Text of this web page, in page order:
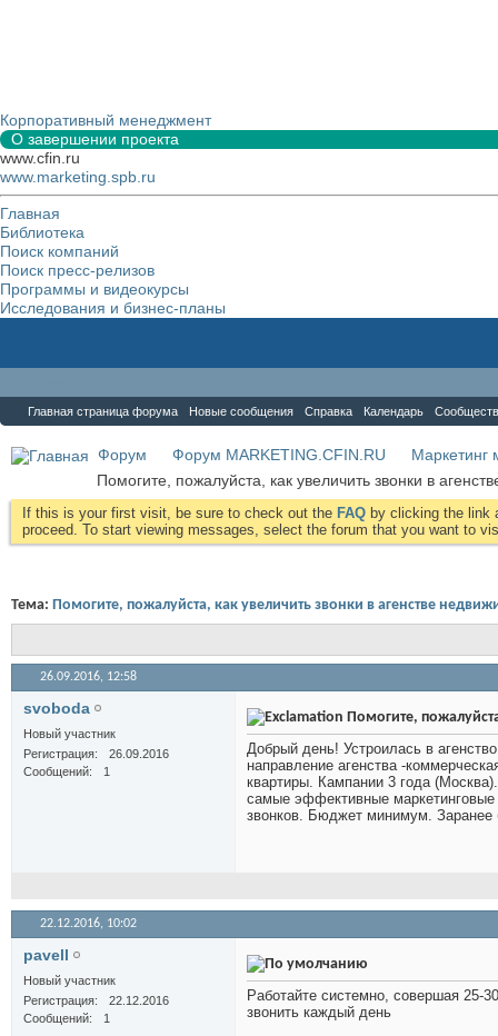
Корпоративный менеджмент
О завершении проекта
www.cfin.ru
www.marketing.spb.ru
Главная
Библиотека
Поиск компаний
Поиск пресс-релизов
Программы и видеокурсы
Исследования и бизнес-планы
Главная страница форума Новые сообщения Справка Календарь
Форум Форум MARKETING.CFIN.RU
Маркетинг
Помогите, пожалуйста, как увеличить звонки в
If this is your first visit, be sure to check out the FAQ by clicking the link
proceed. To start viewing messages, select the forum that you want to
Тема: Помогите, пожалуйста, как увеличить звонки в агенстве
26.09.2016, 12:58
svoboda
Новый участник
Регистрация
26.09.2016
Сообщений
1
Помогите,
Добрый день! Устроилась в
направление агенства -
квартиры. Кампании 3 года
самые эффективные маркетинговые
звонков. Бюджет минимум.
22.12.2016, 10:02
pavell
Новый участник
Регистрация
22.12.2016
Сообщений
1
Работайте системно, совершая 25-
звонить каждый день